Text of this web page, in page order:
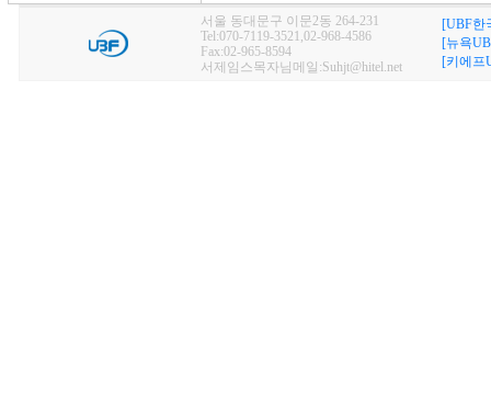
서울 동대문구 이문2동 264-231
Tel:070-7119-3521,02-968-4586
Fax:02-965-8594
서제임스목자님메일:Suhjt@hitel.net
[UBF한
[뉴욕
[키에프